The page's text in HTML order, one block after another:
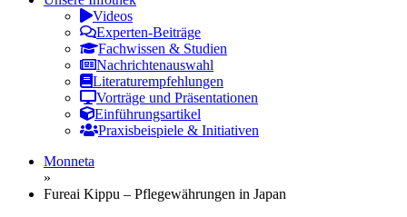
Videos
Experten-Beiträge
Fachwissen & Studien
Nachrichtenauswahl
Literaturempfehlungen
Vorträge und Präsentationen
Einführungsartikel
Praxisbeispiele & Initiativen
Monneta
»
Fureai Kippu – Pflegewährungen in Japan